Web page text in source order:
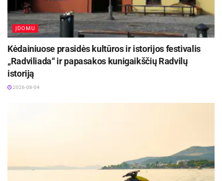
ĮDOMU
Kėdainiuose prasidės kultūros ir istorijos festivalis
„Radviliada“ ir papasakos kunigaikščių Radvilų
istoriją
2026-08-04